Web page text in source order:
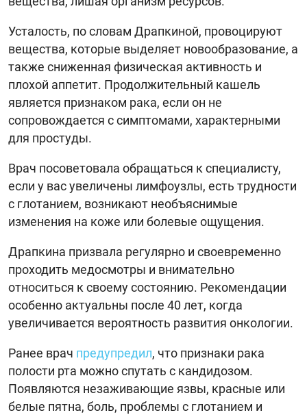
Усталость, по словам Драпкиной, провоцируют
вещества, которые выделяет новообразование, а
также сниженная физическая активность и
плохой аппетит. Продолжительный кашель
является признаком рака, если он не
сопровождается с симптомами, характерными
для простуды.
Врач посоветовала обращаться к специалисту,
если у вас увеличены лимфоузлы, есть трудности
с глотанием, возникают необъяснимые
изменения на коже или болевые ощущения.
Драпкина призвала регулярно и своевременно
проходить медосмотры и внимательно
относиться к своему состоянию. Рекомендации
особенно актуальны после 40 лет, когда
увеличивается вероятность развития онкологии.
Ранее врач предупредил, что признаки рака
полости рта можно спутать с кандидозом.
Появляются незаживающие язвы, красные или
белые пятна, боль, проблемы с глотанием и